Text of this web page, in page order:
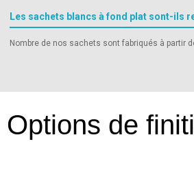
Les sachets blancs à fond plat sont-ils
Nombre de nos sachets sont fabriqués à partir
Options de